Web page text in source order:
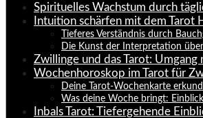
Spirituelles Wachstum durch
Intuition schärfen mit dem Tarot
Tieferes Verständnis durch
Die Kunst der Interpretation
Zwillinge und das Tarot:
Wochenhoroskop im Tarot für
Deine Tarot-Wochenkarte
Was deine Woche bringt:
Inbals Tarot: Tiefergehende